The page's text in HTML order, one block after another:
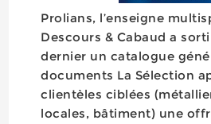
Prolians, l’enseigne
Descours & Cabaud a
dernier un catalogue
documents La Sélection
clientèles ciblées
locales, bâtiment) une